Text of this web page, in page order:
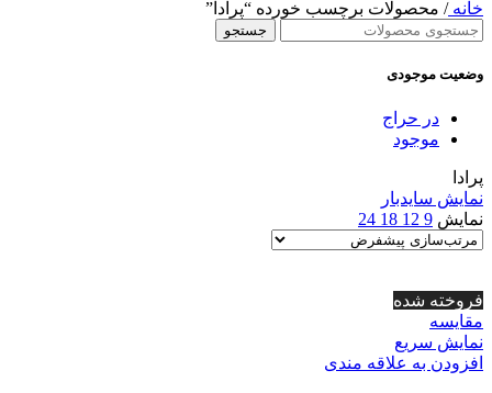
خانه/ محصولات برچسب خورده “پرادا”
جستجو
وضعیت موجودی
در حراج
موجود
پرادا
نمایش سایدبار
نمایش 9
12
18
24
فروخته شده
مقايسه
نمایش سریع
افزودن به علاقه مندی